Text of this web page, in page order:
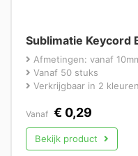
Sublimatie Keycord
Afmetingen: vanaf
Vanaf 50 stuks
Verkrijgbaar in 2 kleuren
Vanaf € 0,29
Bekijk product